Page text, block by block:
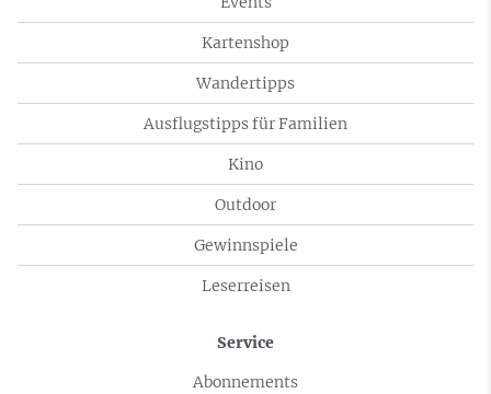
Kartenshop
Wandertipps
Ausflugstipps für Familien
Kino
Outdoor
Gewinnspiele
Leserreisen
Service
Abonnements